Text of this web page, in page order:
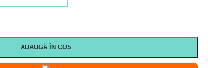
ADAUGĂ ÎN COȘ